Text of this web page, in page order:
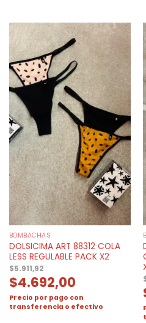
BOMBACHAS
DOLSICIMA ART 88312 COLA
LESS REGULABLE PACK X2
$5.911,92
$4.692,00
Precio por pago con
transferencia o efectivo